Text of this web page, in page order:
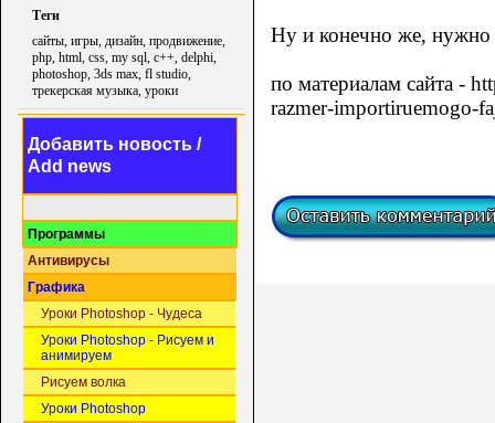
Теги
сайты, игры, дизайн, продвижение,
php, html, css, my sql, c++, delphi,
photoshop, 3ds max, fl studio,
трекерская музыка, уроки
Добавить новость /
Add news
Программы
Антивирусы
Графика
Уроки Photoshop - Чудеса
Уроки Photoshop - Рисуем и
анимируем
Рисуем волка
Уроки Photoshop
Ну и конечно же, нужно
по материалам сайта -
razmer-importiruemogo-